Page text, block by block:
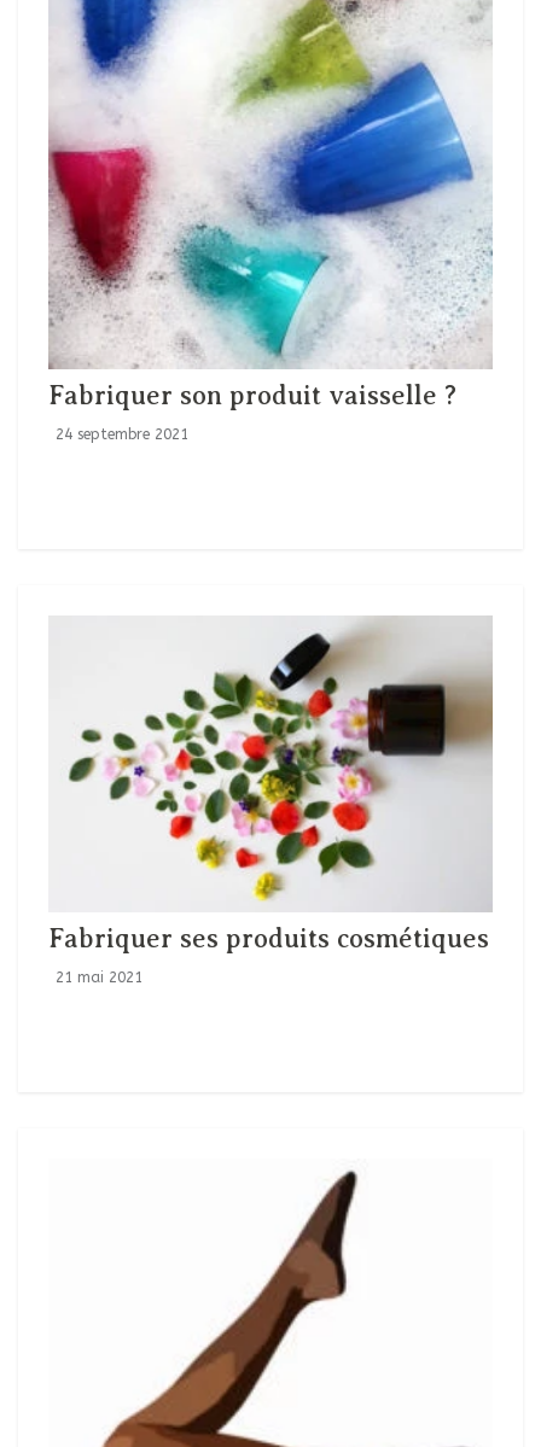
Fabriquer son produit vaisselle ?
24 septembre 2021
Fabriquer ses produits cosmétiques
21 mai 2021